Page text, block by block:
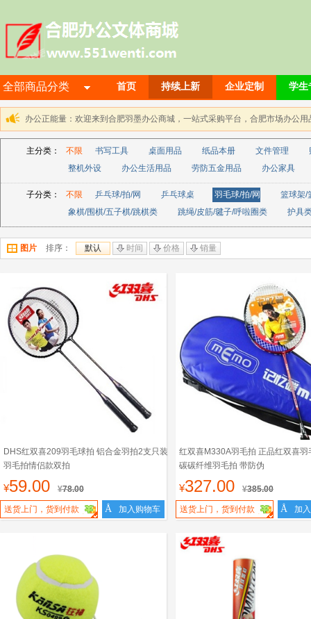
全部商品分类 首页 持续上新 企业定制 学生
办公正能量：欢迎来到合肥羽墨办公商城，一站式采购平台，合肥市场办
主分类： 不限 书写工具 桌面用品 纸品本册 文件管理
整机外设
办公生活用品 劳防五金用品 办公家具
子分类： 不限 乒乓球/拍/网 乒乓球桌 羽毛球/拍/网
篮球架/
象棋/围棋/五子棋/跳棋类
跳绳/皮筋/毽子/呼啦圈类 护具
图片 排序： 默认 时间 价格 销量
DHS红双喜209羽毛球拍 铝合金羽拍2支只装
羽毛拍情侣款双拍
¥59.00 ¥78.00
送货上门，货到付款 Å 加入购物车
红双喜M330A羽毛拍 正品红双喜羽
碳碳纤维羽毛拍 带防伪
¥327.00 ¥385.00
送货上门，货到付款 Å 加